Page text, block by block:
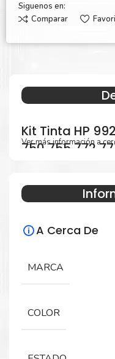
Siguenos en:
Comparar
Kit Tinta HP
750 755 772
Para
750, 755, 772,
Ver más información a
A Cerca De
MARCA
COLOR